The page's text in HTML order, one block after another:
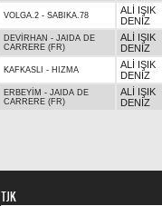
VOLGA.2 - SABIKA.78
ALİ IŞIK
DENİZ
DEVİRHAN - JAIDA DE
CARRERE (FR)
ALİ IŞIK
DENİZ
KAFKASLI - HIZMA
ALİ IŞIK
DENİZ
ERBEYİM - JAIDA DE
CARRERE (FR)
ALİ IŞIK
DENİZ
TJK